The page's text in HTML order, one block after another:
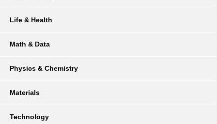
Life & Health
Math & Data
Physics & Chemistry
Materials
Technology